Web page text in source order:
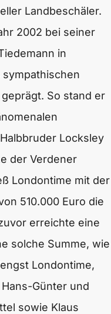
Landbeschäler.
2002 bei seiner
in
So stand er
Locksley
der Verdener
Londontime mit der
510.000 Euro die
erreichte eine
solche Summe, wie
Londontime,
Günter und
sowie Klaus